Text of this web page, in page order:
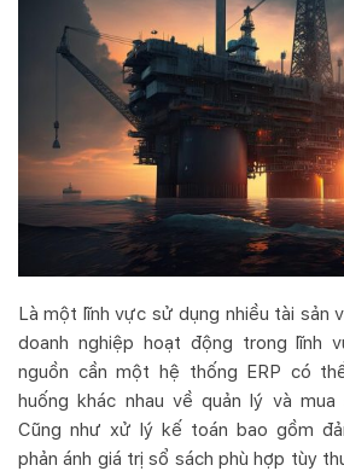
Là một lĩnh vực sử dụng nhiều tài sản
doanh nghiệp hoạt động trong lĩnh
nguồn cần một hệ thống ERP có
huống khác nhau về quản lý và
Cũng như xử lý kế toán bao gồm
phản ánh giá trị sổ sách phù hợp tùy